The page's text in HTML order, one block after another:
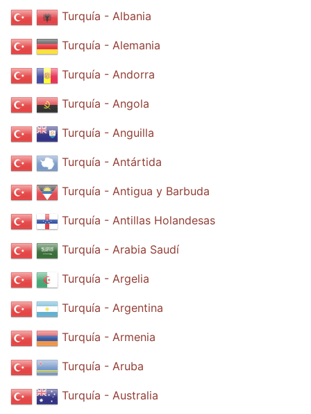
Turquía - Albania
Turquía - Alemania
Turquía - Andorra
Turquía - Angola
Turquía - Anguilla
Turquía - Antártida
Turquía - Antigua y Barbuda
Turquía - Antillas Holandesas
Turquía - Arabia Saudí
Turquía - Argelia
Turquía - Argentina
Turquía - Armenia
Turquía - Aruba
Turquía - Australia